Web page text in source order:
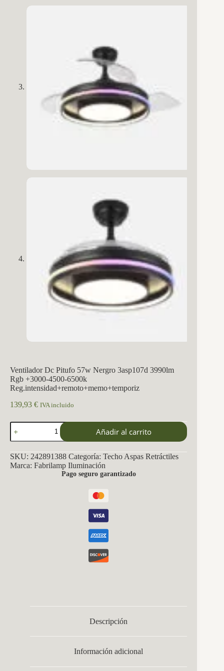
Ventilador Dc Pitufo 57w Nergro 3asp107d 3990lm
Rgb +3000-4500-6500k
Reg.intensidad+remoto+memo+temporiz
139,93 € IVA incluido
Ventilador
Dc
Pitufo
57w
Nergro
3asp107d
Reg.intensidad+remoto+memo+temporiz
Añadir al carrito
SKU: 242891388 Categoría: Techo Aspas Retráctiles
Marca: Fabrilamp Iluminación
Pago seguro garantizado
Descripción
Información adicional